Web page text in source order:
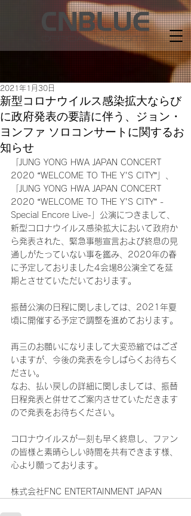
新型コロナウイルス感染拡大ならび
に政府発表の要請に伴う、ジョン・
ヨンファ ソロコンサートに関するお
知らせ
2021年1月30日
「JUNG YONG HWA JAPAN CONCERT
2020 “WELCOME TO THE Y'S CITY”」、
「JUNG YONG HWA JAPAN CONCERT
2020 “WELCOME TO THE Y'S CITY” -
Special Encore Live-」公演につきまして、
新型コロナウイルス感染拡大において政府か
ら発表された、緊急事態宣言および終息の見
通しがたっていない事を鑑み、2020年の春
に予定しておりました4会場8公演全てを延
期とさせていただいております。
振替公演の日程に関しましては、2021年夏
頃に開催する予定で調整を進めております。
再三のお願いになりまして大変恐縮ではござ
いますが、今後の発表を今しばらくお待ちく
ださい。
なお、払い戻しの詳細に関しましては、振替
日程発表と併せてご案内させていただきます
ので発表をお待ちください。
コロナウイルスが一刻も早く終息し、ファン
の皆様と素晴らしい時間を共有できます様、
心より願っております。
株式会社FNC ENTERTAINMENT JAPAN